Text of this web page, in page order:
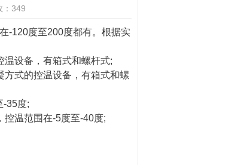
349
-120度至200度都有。根据实
设备，有箱式和螺杆式;
式的控温设备，有箱式和螺
35度;
温范围在-5度至-40度;